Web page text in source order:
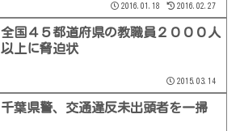
2016.01.18 2016.02.27
全国４５都道府県の教職員２０００人
以上に脅迫状
2015.03.14
千葉県警、交通違反未出頭者を一掃